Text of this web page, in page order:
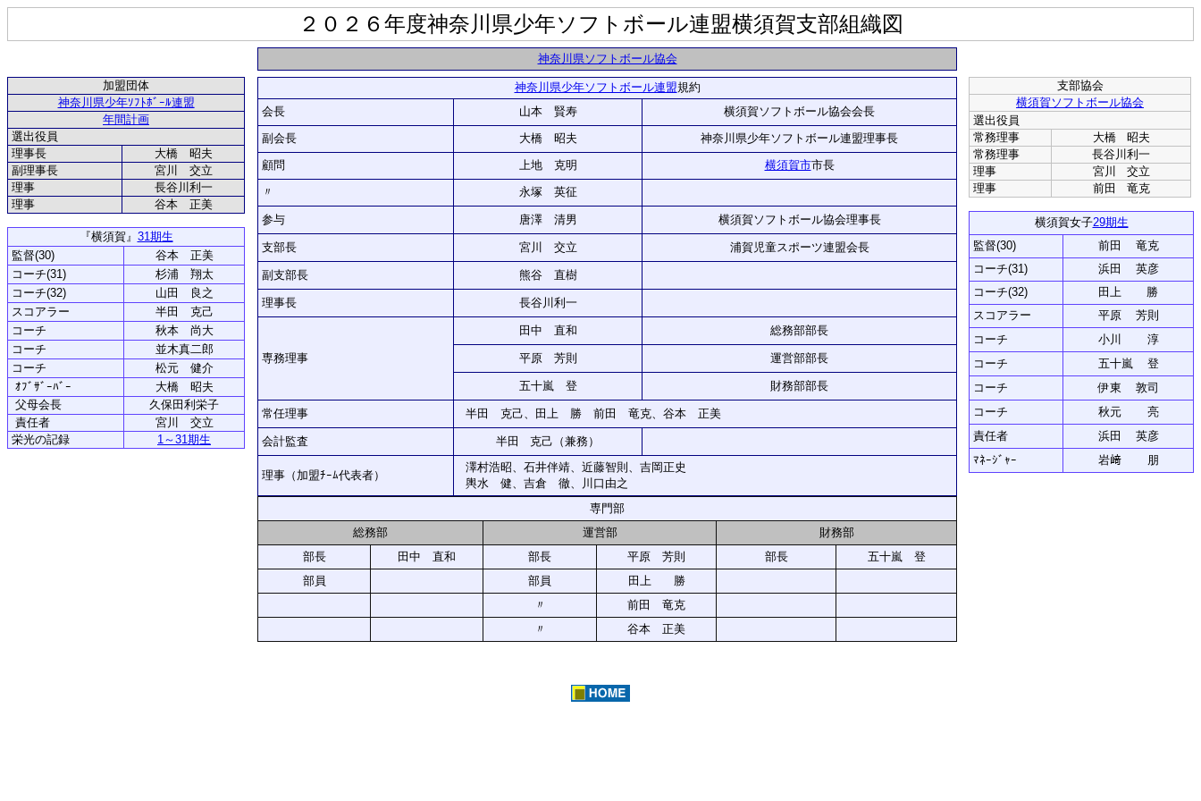
２０２６年度神奈川県少年ソフトボール連盟横須賀支部組織図
神奈川県ソフトボール協会
加盟団体
神奈川県少年ｿﾌﾄﾎﾞｰﾙ連盟
年間計画
選出役員
理事長
大橋 昭夫
副理事長
宮川 交立
理事
長谷川利一
理事
谷本 正美
『横須賀』 31期生
監督(30)
谷本 正美
コーチ(31)
杉浦 翔太
コーチ(32)
山田 良之
スコアラー
半田 克己
コーチ
秋本 尚大
コーチ
並木真二郎
コーチ
松元 健介
ｵﾌﾞｻﾞｰﾊﾞｰ
大橋 昭夫
父母会長
久保田利栄子
責任者
宮川 交立
栄光の記録
1～31期生
神奈川県少年ソフトボール連盟規約
会長
山本 賢寿
横須賀ソフトボール協会会長
副会長
大橋 昭夫
神奈川県少年ソフトボール連盟理事長
顧問
上地 克明 横須賀市市長
〃
永塚 英征
参与 唐澤 清男 横須賀ソフトボール協会理事長
支部長 宮川 交立 浦賀児童スポーツ連盟会長
副支部長 熊谷 直樹
理事長 長谷川利一
専務理事
田中 直和 総務部部長
平原 芳則 運営部部長
五十嵐 登 財務部部長
常任理事 半田 克己、田上 勝 前田 竜克、谷本 正美
会計監査 半田 克己（兼務）
理事（加盟ﾁｰﾑ代表者）
澤村浩昭、石井伴靖、近藤智則、吉岡正史
輿水 健、吉倉 徹、川口由之
支部協会
横須賀ソフトボール協会
選出役員
常務理事
大橋 昭夫
常務理事
長谷川利一
理事
宮川 交立
理事
前田 竜克
横須賀女子29期生
監督(30)
前田 竜克
コーチ(31)
浜田 英彦
コーチ(32)
田上 勝
スコアラー
平原 芳則
コーチ
小川 淳
コーチ
五十嵐 登
コーチ
伊東 敦司
コーチ
秋元 亮
責任者
浜田 英彦
ﾏﾈｰｼﾞｬｰ
岩﨑 朋
専門部
総務部
運営部
財務部
部長
田中 直和 部長 平原 芳則 部長
五十嵐 登
部員
部員
田上 勝
〃
前田 竜克
〃
谷本 正美